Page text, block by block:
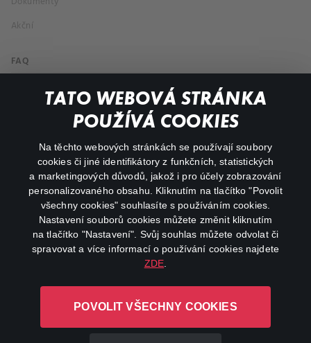
TATO WEBOVÁ STRÁNKA
POUŽÍVÁ COOKIES
Na těchto webových stránkách se používají soubory
cookies či jiné identifikátory z funkčních, statistických
a marketingových důvodů, jakož i pro účely zobrazování
personalizovaného obsahu. Kliknutím na tlačítko "Povolit
všechny cookies" souhlasíte s používáním cookies.
Nastavení souborů cookies můžete změnit kliknutím
na tlačítko "Nastavení". Svůj souhlas můžete odvolat či
spravovat a více informací o používání cookies najdete
ZDE
POVOLIT VŠECHNY COOKIES
Akční
FAQ
Můj účet
Důležité odkazy
facebookinstagram
youtube
L-1246 Luxembourg R.C.S.